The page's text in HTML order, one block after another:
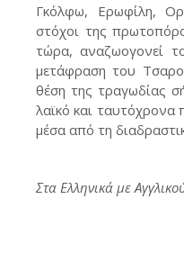
Γκόλφω, Ερωφίλη,
στόχοι της
τώρα, αναζωογονεί
μετάφραση του
θέση της τραγωδίας
λαϊκό και ταυτόχρονα
μέσα από τη
Στα Ελληνικά με